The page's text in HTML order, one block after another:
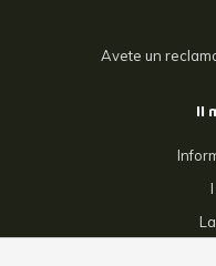
Avete un
Il